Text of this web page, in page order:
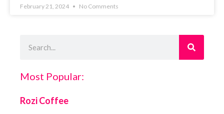
February 21, 2024 No Comments
Most Popular:
Rozi Coffee